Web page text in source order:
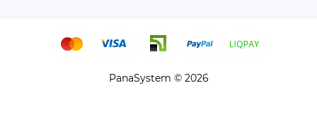
PanaSystem © 2026